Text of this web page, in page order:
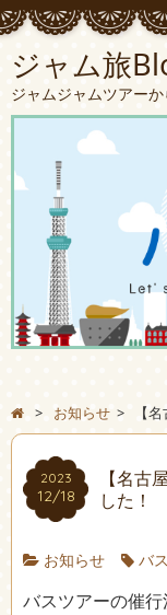
ジャム旅
ジャムジャムツアー
> お知らせ > 【
2023
12/18
【名古
した！
お知らせ
バ
バスツアーの催